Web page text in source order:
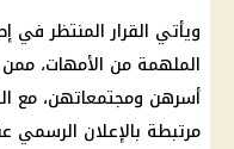
ويأتي القرار المنتظر في
الملهمة من الأمهات،
أسرهن ومجتمعاتهن، مع
مرتبطة بالإعلان الرسمي